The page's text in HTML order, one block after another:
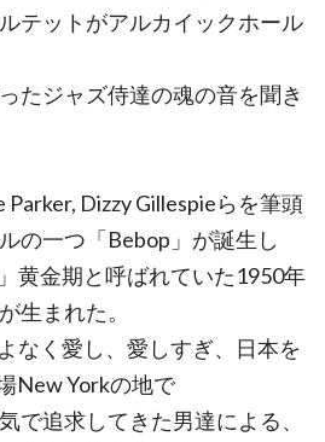
テットがアルカイックホール
たジャズ侍達の魂の音を聞き
Dizzy Gillespieらを筆頭
の一つ「Bebop」が誕生し
黄金期と呼ばれていた1950年
生まれた。
なく愛し、愛しすぎ、日本を
New Yorkの地で
で追求してきた男達による、